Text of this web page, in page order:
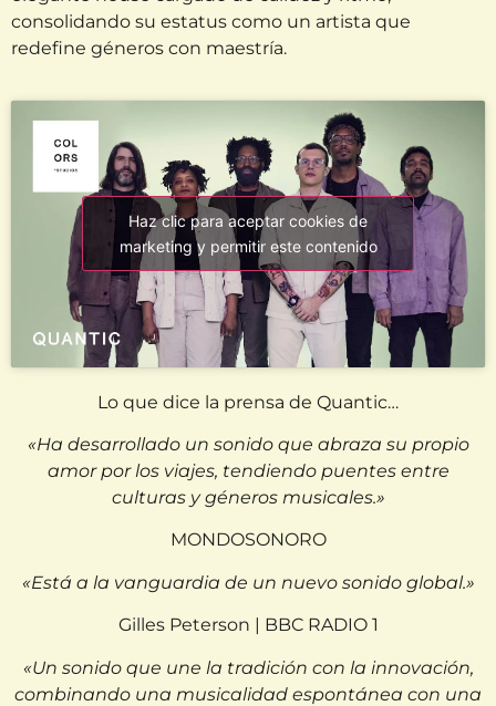
consolidando su estatus como un artista que
redefine géneros con maestría.
Haz clic para aceptar cookies de
marketing y permitir este contenido
Lo que dice la prensa de Quantic…
«Ha desarrollado un sonido que abraza su propio
amor por los viajes, tendiendo puentes entre
culturas y géneros musicales.»
MONDOSONORO
«Está a la vanguardia de un nuevo sonido global.»
Gilles Peterson | BBC RADIO 1
«Un sonido que une la tradición con la innovación,
combinando una musicalidad espontánea con una